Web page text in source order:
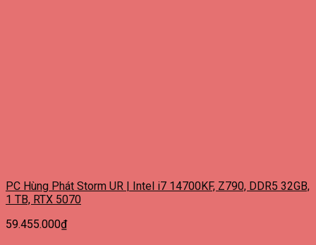
PC Hùng Phát Storm UR | Intel i7 14700KF, Z790, DDR5 32GB,
1 TB, RTX 5070
59.455.000₫